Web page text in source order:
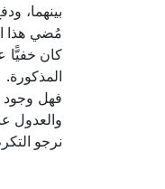
بينهما،
مُضي هذا
كان خفيًّا
المذكورة.
فهل وجود
والعدول
نرجو